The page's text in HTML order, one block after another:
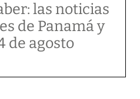
las noticias
de Panamá y
de agosto